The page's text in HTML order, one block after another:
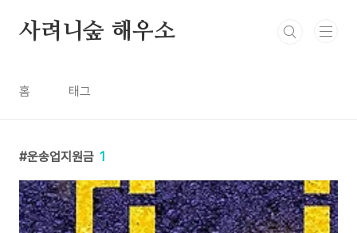
사려니숲 해우소
홈 태그
운송업지원금 1